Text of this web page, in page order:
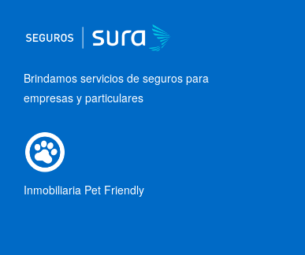
Brindamos servicios de seguros para
empresas y particulares
Inmobiliaria Pet Friendly